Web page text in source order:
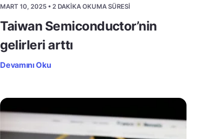
MART 10, 2025 • 2 DAKIKA OKUMA SÜRESI
Taiwan Semiconductor’nin
gelirleri arttı
Devamını Oku